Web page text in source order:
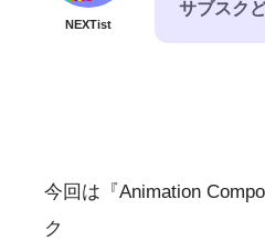
NEXTist
サブスク
今回は『Animation
ク